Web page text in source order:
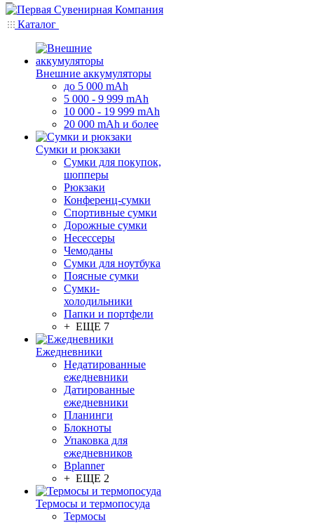
Каталог
Внешние аккумуляторы
до 5 000 mAh
5 000 - 9 999 mAh
10 000 - 19 999 mAh
20 000 mAh и более
Сумки и рюкзаки
Сумки для покупок,
шопперы
Рюкзаки
Конференц-сумки
Спортивные сумки
Дорожные сумки
Несессеры
Чемоданы
Сумки для ноутбука
Поясные сумки
Сумки-
холодильники
Папки и портфели
+ ЕЩЕ 7
Ежедневники
Недатированные
ежедневники
Датированные
ежедневники
Планинги
Блокноты
Упаковка для
ежедневников
Bplanner
+ ЕЩЕ 2
Термосы и термопосуда
Термосы